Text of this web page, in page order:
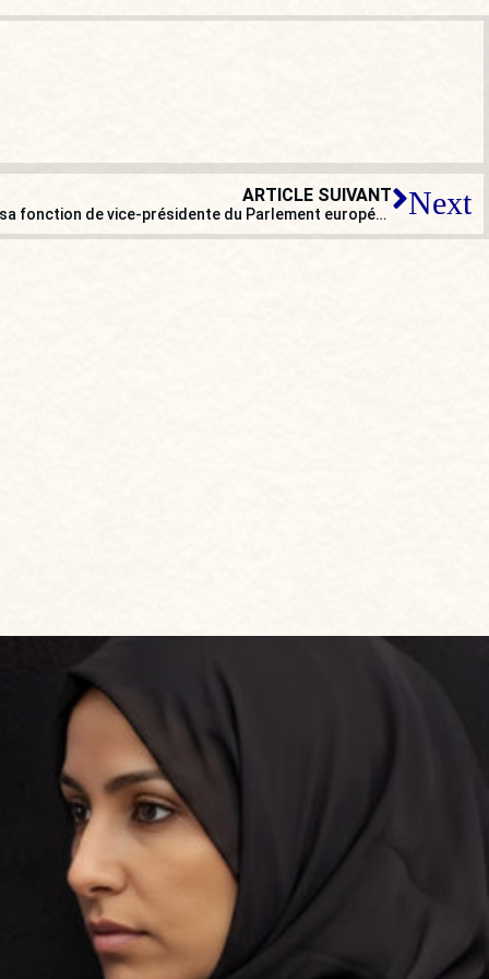
ARTICLE SUIVANT
Qatargate : Éva Kaïlí destituée de sa fonction de vice-présidente du Parlement européen Next